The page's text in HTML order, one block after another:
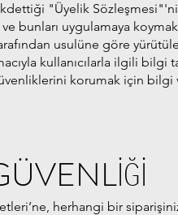
akdettiği "Üyelik
bunları uygulamaya koymak
usulüne göre
kullanıcılarla ilgili bilgi
güvenliklerini korumak için
herhangi bir